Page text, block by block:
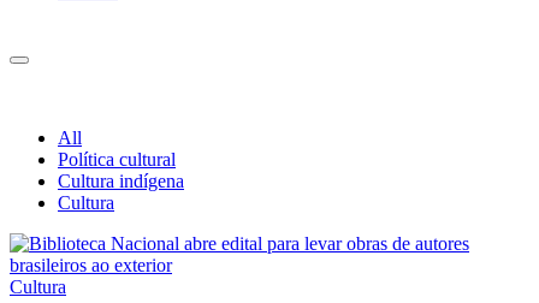
All
Política cultural
Cultura indígena
Cultura
Cultura